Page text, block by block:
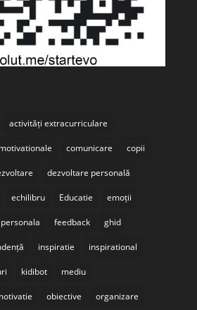
activități extracurriculare
comunicare copii
dezvoltare personală
echilibru Educatie emoții
feedback ghid
inspiratie inspirational
kidibot mediu
obiective organizare